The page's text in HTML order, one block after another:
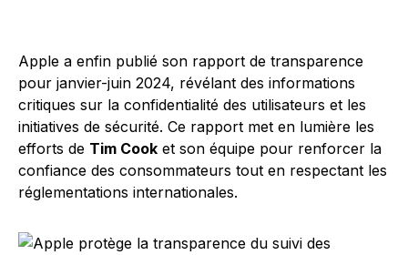
Apple a enfin publié son rapport de transparence
pour janvier-juin 2024, révélant des informations
critiques sur la confidentialité des utilisateurs et les
initiatives de sécurité. Ce rapport met en lumière les
efforts de Tim Cook et son équipe pour renforcer la
confiance des consommateurs tout en respectant les
réglementations internationales.